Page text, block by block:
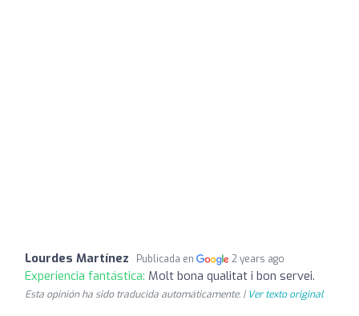
Lourdes Martínez Publicada en 2 years ago
Experiencia fantástica: Molt bona qualitat i bon servei.
Esta opinión ha sido traducida automáticamente. | Ver texto original